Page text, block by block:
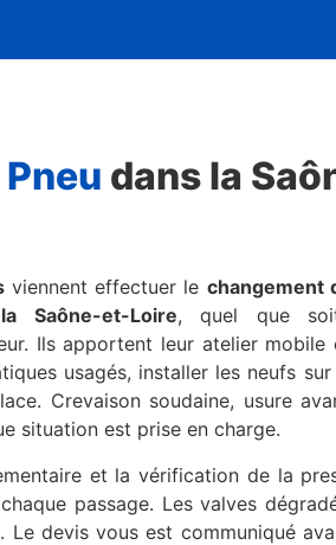
dans la
viennent effectuer le changement
Saône-et-Loire, quel que
Ils apportent leur atelier mobile
usagés, installer les neufs
Crevaison soudaine, usure
situation est prise en charge.
et la vérification de la
passage. Les valves
Le devis vous est communiqué